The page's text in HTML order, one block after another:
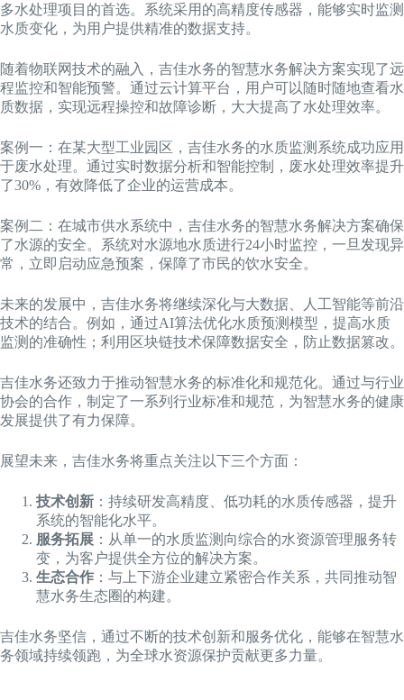
多水处理项目的首选。系统采用的高精度传感器，能够实时监测
水质变化，为用户提供精准的数据支持。
随着物联网技术的融入，吉佳水务的智慧水务解决方案实现了远
程监控和智能预警。通过云计算平台，用户可以随时随地查看水
质数据，实现远程操控和故障诊断，大大提高了水处理效率。
案例一：在某大型工业园区，吉佳水务的水质监测系统成功应用
于废水处理。通过实时数据分析和智能控制，废水处理效率提升
了30%，有效降低了企业的运营成本。
案例二：在城市供水系统中，吉佳水务的智慧水务解决方案确保
了水源的安全。系统对水源地水质进行24小时监控，一旦发现异
常，立即启动应急预案，保障了市民的饮水安全。
未来的发展中，吉佳水务将继续深化与大数据、人工智能等前沿
技术的结合。例如，通过AI算法优化水质预测模型，提高水质
监测的准确性；利用区块链技术保障数据安全，防止数据篡改。
吉佳水务还致力于推动智慧水务的标准化和规范化。通过与行业
协会的合作，制定了一系列行业标准和规范，为智慧水务的健康
发展提供了有力保障。
展望未来，吉佳水务将重点关注以下三个方面：
技术创新 ：持续研发高精度、低功耗的水质传感器，提升
系统的智能化水平。
服务拓展 ：从单一的水质监测向综合的水资源管理服务转
变，为客户提供全方位的解决方案。
生态合作 ：与上下游企业建立紧密合作关系，共同推动智
慧水务生态圈的构建。
吉佳水务坚信，通过不断的技术创新和服务优化，能够在智慧水
务领域持续领跑，为全球水资源保护贡献更多力量。